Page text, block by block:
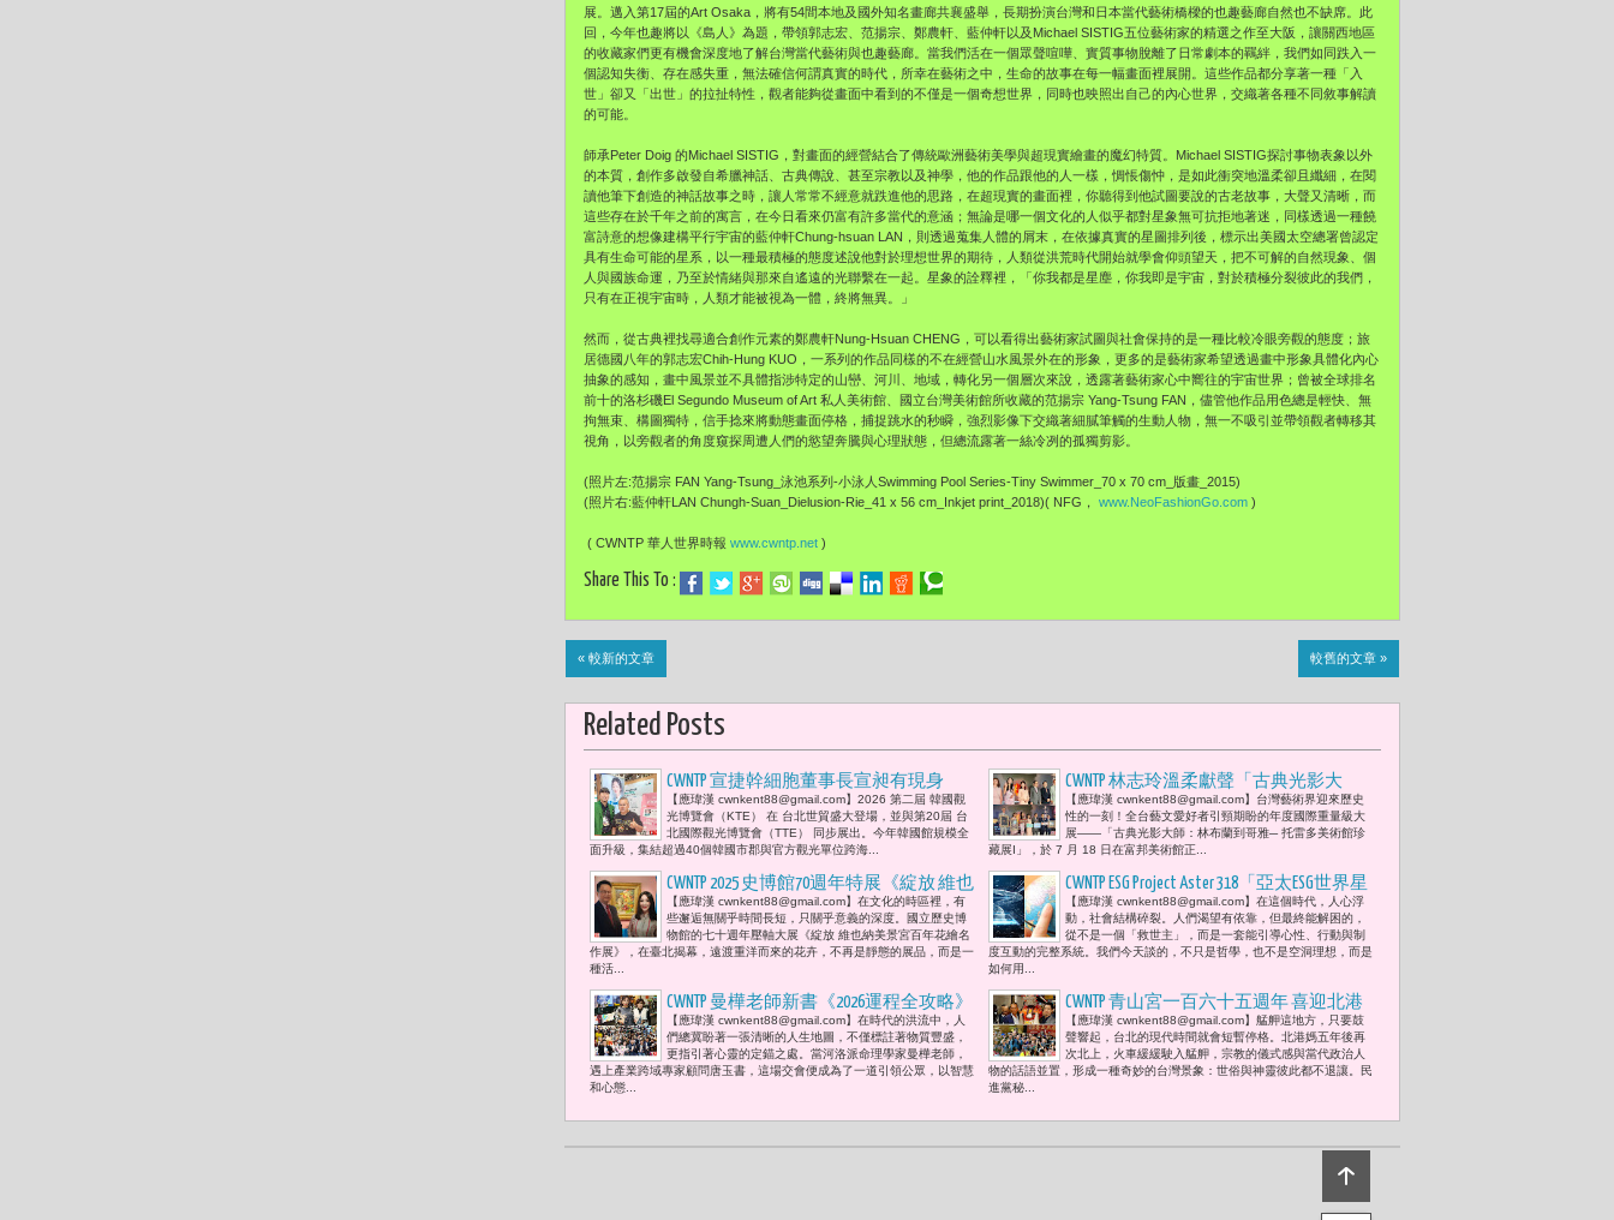
展。邁入第17屆的Art Osaka，將有54間本地及國外知名畫廊共襄盛舉，長期扮演台灣和日本當代藝術橋樑的也趣藝廊自然也不缺席。此
回，今年也趣將以《島人》為題，帶領郭志宏、范揚宗、鄭農軒、藍仲軒以及Michael SISTIG五位藝術家的精選之作至大阪，讓關西地區
的收藏家們更有機會深度地了解台灣當代藝術與也趣藝廊。當我們活在一個眾聲喧嘩、實質事物脫離了日常劇本的羈絆，我們如同跌入一
個認知失衡、存在感失重，無法確信何謂真實的時代，所幸在藝術之中，生命的故事在每一幅畫面裡展開。這些作品都分享著一種「入
世」卻又「出世」的拉扯特性，觀者能夠從畫面中看到的不僅是一個奇想世界，同時也映照出自己的內心世界，交織著各種不同敘事解讀
的可能。
師承Peter Doig 的Michael SISTIG，對畫面的經營結合了傳統歐洲藝術美學與超現實繪畫的魔幻特質。Michael SISTIG探討事物表象以外
的本質，創作多啟發自希臘神話、古典傳說、甚至宗教以及神學，他的作品跟他的人一樣，惆悵傷忡，是如此衝突地溫柔卻且纖細，在閱
讀他筆下創造的神話故事之時，讓人常常不經意就跌進他的思路，在超現實的畫面裡，你聽得到他試圖要說的古老故事，大聲又清晰，而
這些存在於千年之前的寓言，在今日看來仍富有許多當代的意涵；無論是哪一個文化的人似乎都對星象無可抗拒地著迷，同樣透過一種饒
富詩意的想像建構平行宇宙的藍仲軒Chung-hsuan LAN，則透過蒐集人體的屑末，在依據真實的星圖排列後，標示出美國太空總署曾認定
具有生命可能的星系，以一種最積極的態度述說他對於理想世界的期待，人類從洪荒時代開始就學會仰頭望天，把不可解的自然現象、個
人與國族命運，乃至於情緒與那來自遙遠的光聯繫在一起。星象的詮釋裡，「你我都是星塵，你我即是宇宙，對於積極分裂彼此的我們，
只有在正視宇宙時，人類才能被視為一體，終將無異。」
然而，從古典裡找尋適合創作元素的鄭農軒Nung-Hsuan CHENG，可以看得出藝術家試圖與社會保持的是一種比較冷眼旁觀的態度；旅
居德國八年的郭志宏Chih-Hung KUO，一系列的作品同樣的不在經營山水風景外在的形象，更多的是藝術家希望透過畫中形象具體化內心
抽象的感知，畫中風景並不具體指涉特定的山巒、河川、地域，轉化另一個層次來說，透露著藝術家心中嚮往的宇宙世界；曾被全球排名
前十的洛杉磯El Segundo Museum of Art 私人美術館、國立台灣美術館所收藏的范揚宗 Yang-Tsung FAN，儘管他作品用色總是輕快、無
拘無束、構圖獨特，信手捻來將動態畫面停格，捕捉跳水的秒瞬，強烈影像下交織著細膩筆觸的生動人物，無一不吸引並帶領觀者轉移其
視角，以旁觀者的角度窺探周遭人們的慾望奔騰與心理狀態，但總流露著一絲冷冽的孤獨剪影。
(照片左:范揚宗 FAN Yang-Tsung_泳池系列-小泳人Swimming Pool Series-Tiny Swimmer_70 x 70 cm_版畫_2015)
(照片右:藍仲軒LAN Chungh-Suan_Dielusion-Rie_41 x 56 cm_Inkjet print_2018)( NFG， www.NeoFashionGo.com )
( CWNTP 華人世界時報 www.cwntp.net )
Share This To :
« 較新的文章 較舊的文章 »
Related Posts
CWNTP 宣捷幹細胞董事長宣昶有現身
2026「韓國觀光博覽會」: 從 Medical Korea
到 PIXELAB 亞洲正進入「健康美學產業」
新時代
【應瑋漢 cwnkent88@gmail.com】2026 第二屆 韓國觀
光博覽會（KTE） 在 台北世貿盛大登場，並與第20屆 台
北國際觀光博覽會（TTE） 同步展出。今年韓國館規模全
面升級，集結超過40個韓國市郡與官方觀光單位跨海...
CWNTP 林志玲溫柔獻聲「古典光影大
師」特展 富邦美術館盛大開幕 點亮林
布蘭、哥雅、透納等52件 托雷多美術館
三百年藝術傳奇
【應瑋漢 cwnkent88@gmail.com】台灣藝術界迎來歷史
性的一刻！全台藝文愛好者引頸期盼的年度國際重量級大
展——「古典光影大師：林布蘭到哥雅─ 托雷多美術館珍
藏展I」，於 7 月 18 日在富邦美術館正...
CWNTP 2025 史博館70週年特展《綻放 維也
納美景宮百年花繪名作展》: 3. 名媛胡寶
莉 : 「真正的藝術與生活，是在《綻
放》被看見的瞬間，也學會了去看見他
【應瑋漢 cwnkent88@gmail.com】在文化的時區裡，有
些邂逅無關乎時間長短，只關乎意義的深度。國立歷史博
物館的七十週年壓軸大展《綻放 維也納美景宮百年花繪名
作展》，在臺北揭幕，遠渡重洋而來的花卉，不再是靜態的展品，而是一
種活...
CWNTP ESG Project Aster 318「亞太ESG世界星
聯盟」(Asia-Pacific ESG World Star Alliance) 倡議
宣言：半導體 (semiconductor)之外 --「東
方哲學與因果論述引領台灣，化作「東
生態系中心。」
【應瑋漢 cwnkent88@gmail.com】在這個時代，人心浮
動，社會結構碎裂。人們渴望有依靠，但最終能解困的，
從不是一個「救世主」，而是一套能引導心性、行動與制
度互動的完整系統。我們今天談的，不只是哲學，也不是空洞理想，而是
如何用...
CWNTP 曼樺老師新書《2026運程全攻略》
好友唐玉書見證好事有好運的奇蹟發生
呼籲以智慧和行動力擘劃丙午馬年人生
航道 看見人生命運藍圖
【應瑋漢 cwnkent88@gmail.com】在時代的洪流中，人
們總冀盼著一張清晰的人生地圖，不僅標註著物質豐盛，
更指引著心靈的定錨之處。當河洛派命理學家曼樺老師，
遇上產業跨域專家顧問唐玉書，這場交會便成為了一道引領公眾，以智慧
和心態...
CWNTP 青山宮一百六十五週年 喜迎北港
媽祖搭火車來相會 徐國勇、蔣萬安共同
迎駕祈福 場面熱鬧非凡
【應瑋漢 cwnkent88@gmail.com】艋舺這地方，只要鼓
聲響起，台北的現代時間就會短暫停格。北港媽五年後再
次北上，火車緩緩駛入艋舺，宗教的儀式感與當代政治人
物的話語並置，形成一種奇妙的台灣景象：世俗與神靈彼此都不退讓。民
進黨秘...